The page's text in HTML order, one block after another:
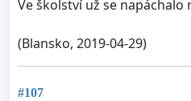
Ve školství už se
(Blansko, 2019-04-29)
#107